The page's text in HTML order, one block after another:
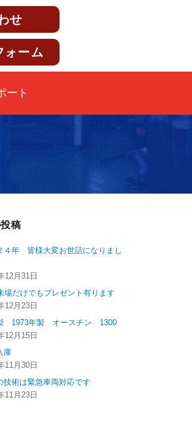
せ
ォーム
ート
稿
４年 皆様大変お世話になりまし
12月31日
場だけでもプレゼント有ります
12月23日
1973年製 オースチン 1300
12月15日
庫
11月30日
技術は緊急車両対応です
11月23日